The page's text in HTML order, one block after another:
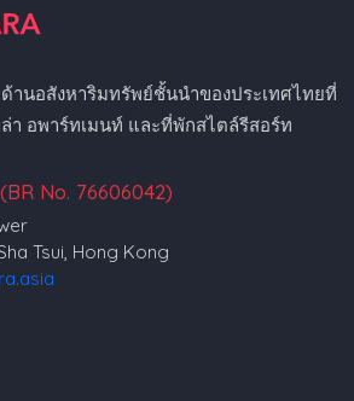
านอสังหาริมทรัพย์ชั้นนำของประเทศไทยที่
า อพาร์ทเมนท์ และที่พักสไตล์รีสอร์ท
(BR No. 76606042)
Tsui, Hong Kong